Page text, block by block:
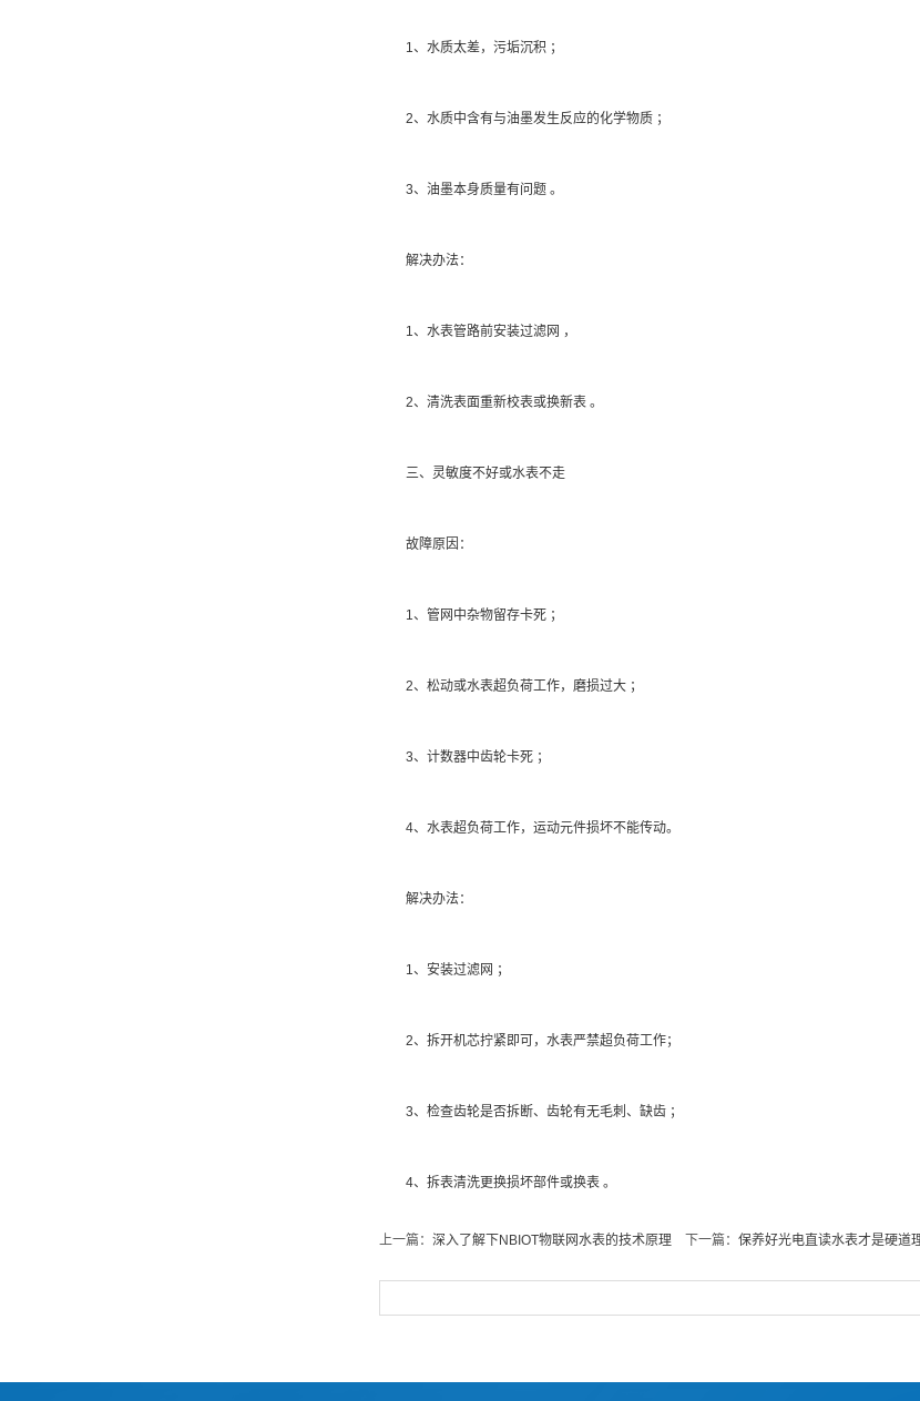
1、水质太差，污垢沉积 ；
2、水质中含有与油墨发生反应的化学物质 ；
3、油墨本身质量有问题 。
解决办法：
1、水表管路前安装过滤网 ，
2、清洗表面重新校表或换新表 。
三、灵敏度不好或水表不走
故障原因：
1、管网中杂物留存卡死 ；
2、松动或水表超负荷工作，磨损过大 ；
3、计数器中齿轮卡死 ；
4、水表超负荷工作，运动元件损坏不能传动。
解决办法：
1、安装过滤网 ；
2、拆开机芯拧紧即可，水表严禁超负荷工作；
3、检查齿轮是否拆断、齿轮有无毛刺、缺齿 ；
4、拆表清洗更换损坏部件或换表 。
上一篇： 深入了解下NBIOT物联网水表的技术原理 下一篇： 保养好光电直读水表才是硬道理